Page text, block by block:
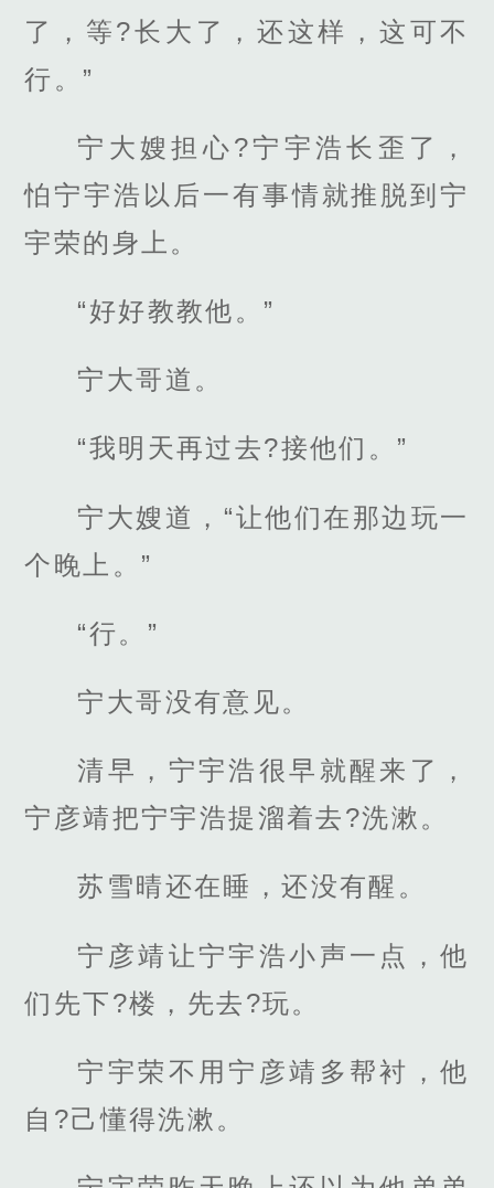
了，等?长大了，还这样，这可不
行。”
宁大嫂担心?宁宇浩长歪了，
怕宁宇浩以后一有事情就推脱到宁
宇荣的身上。
“好好教教他。”
宁大哥道。
“我明天再过去?接他们。”
宁大嫂道，“让他们在那边玩一
个晚上。”
“行。”
宁大哥没有意见。
清早，宁宇浩很早就醒来了，
宁彦靖把宁宇浩提溜着去?洗漱。
苏雪晴还在睡，还没有醒。
宁彦靖让宁宇浩小声一点，他
们先下?楼，先去?玩。
宁宇荣不用宁彦靖多帮衬，他
自?己懂得洗漱。